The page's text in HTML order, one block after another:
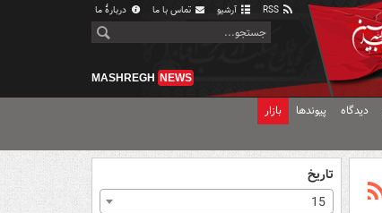
آرشیو تماس با ما دربارهٔ ما
MASHREGH NEWS
دیدگاه پیوندها بازار
تاریخ
15